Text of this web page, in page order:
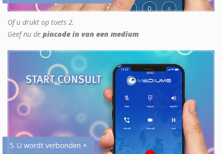
Of u drukt op toets 2.
Geef nu de pincode in van een medium
5. U wordt verbonden +